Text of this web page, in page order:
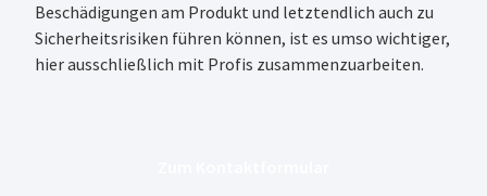
Beschädigungen am Produkt und letztendlich auch zu
Sicherheitsrisiken führen können, ist es umso wichtiger,
hier ausschließlich mit Profis zusammenzuarbeiten.